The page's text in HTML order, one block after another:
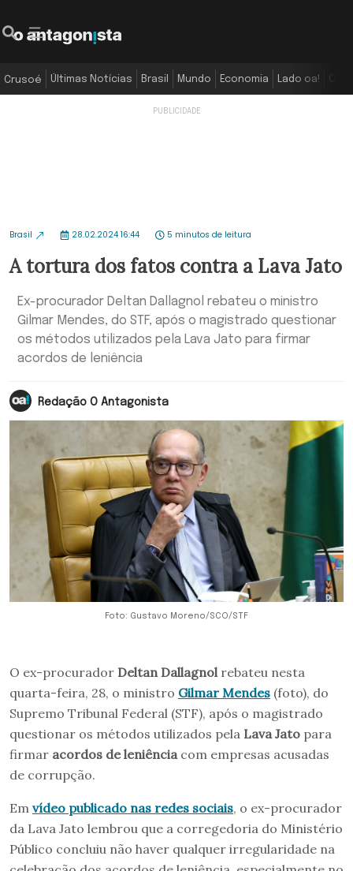
Crusoé Últimas Notícias Brasil Mundo Economia Lado oa!
Brasil 28.02.2024 16:44 5 minutos de leitura
A tortura dos fatos contra a Lava Jato
Ex-procurador Deltan Dallagnol rebateu o ministro
Gilmar Mendes, do STF, após o magistrado questionar
os métodos utilizados pela Lava Jato para firmar
acordos de leniência
Redação O Antagonista
Foto: Gustavo Moreno/SCO/STF
O ex-procurador Deltan Dallagnol rebateu nesta
quarta-feira, 28, o ministro Gilmar Mendes (foto), do
Supremo Tribunal Federal (STF), após o magistrado
questionar os métodos utilizados pela Lava Jato para
firmar acordos de leniência com empresas acusadas
de corrupção.
Em vídeo publicado nas redes sociais, o ex-procurador
da Lava Jato lembrou que a corregedoria do Ministério
Público concluiu não haver qualquer irregularidade na